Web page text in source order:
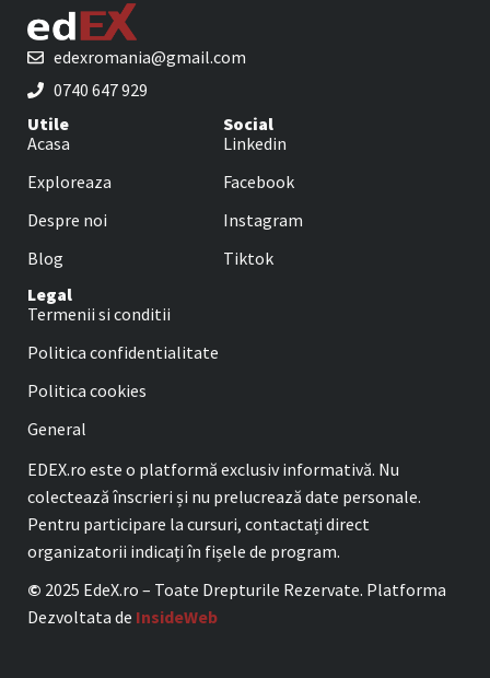
edexromania@gmail.com
0740 647 929
Utile
Acasa
Exploreaza
Despre noi
Blog
Social
Linkedin
Facebook
Instagram
Tiktok
Legal
Termenii si conditii
Politica confidentialitate
Politica cookies
General
EDEX.ro este o platformă exclusiv informativă. Nu
colectează înscrieri și nu prelucrează date personale.
Pentru participare la cursuri, contactați direct
organizatorii indicați în fișele de program.
© 2025 EdeX.ro – Toate Drepturile Rezervate. Platforma
Dezvoltata de InsideWeb